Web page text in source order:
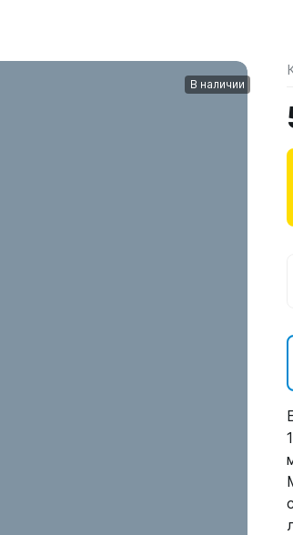
В наличии